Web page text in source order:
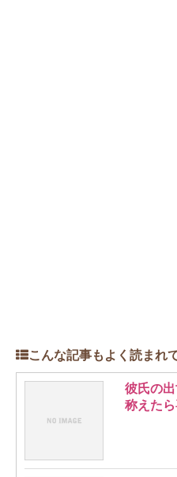
こんな記事もよく読まれ
彼氏の
称えた